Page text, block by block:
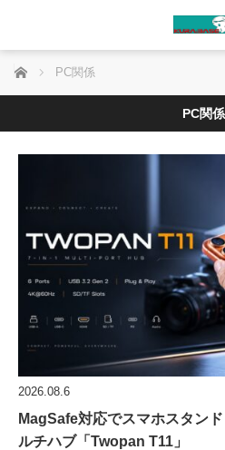
ホーム PC関係
PC関係
2026.08.6
MagSafe対応でスマホスタン
ルチハブ「Twopan T11」